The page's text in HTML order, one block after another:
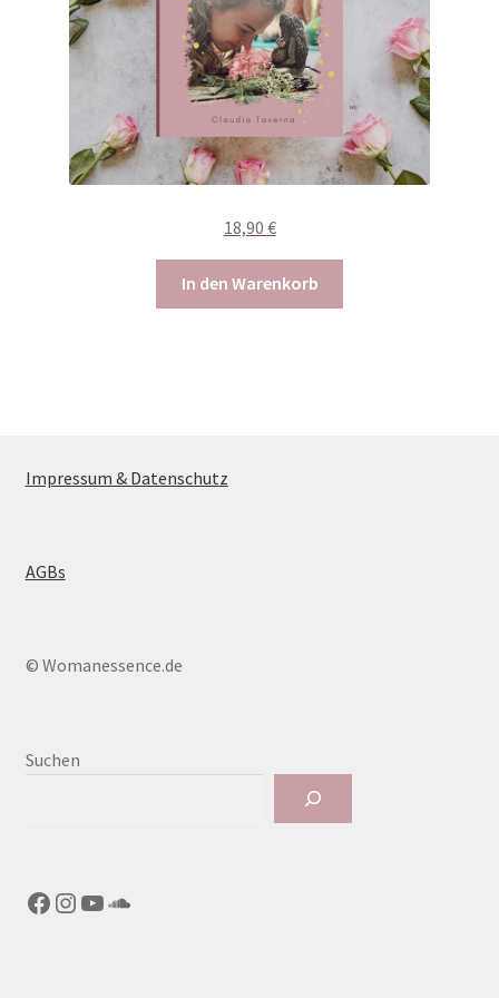
18,90 €
In den Warenkorb
Impressum & Datenschutz
AGBs
© Womanessence.de
Suchen
Facebook
Instagram
YouTube
SoundCloud